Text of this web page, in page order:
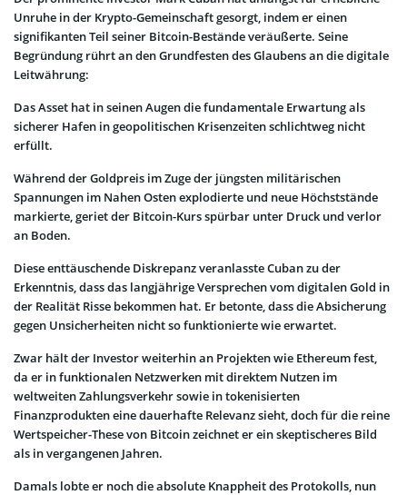
Unruhe in der Krypto-Gemeinschaft gesorgt, indem er einen
signifikanten Teil seiner Bitcoin-Bestände veräußerte. Seine
Begründung rührt an den Grundfesten des Glaubens an die digitale
Leitwährung:
Das Asset hat in seinen Augen die fundamentale Erwartung als
sicherer Hafen in geopolitischen Krisenzeiten schlichtweg nicht
erfüllt.
Während der Goldpreis im Zuge der jüngsten militärischen
Spannungen im Nahen Osten explodierte und neue Höchststände
markierte, geriet der Bitcoin-Kurs spürbar unter Druck und verlor
an Boden.
Diese enttäuschende Diskrepanz veranlasste Cuban zu der
Erkenntnis, dass das langjährige Versprechen vom digitalen Gold in
der Realität Risse bekommen hat. Er betonte, dass die Absicherung
gegen Unsicherheiten nicht so funktionierte wie erwartet.
Zwar hält der Investor weiterhin an Projekten wie Ethereum fest,
da er in funktionalen Netzwerken mit direktem Nutzen im
weltweiten Zahlungsverkehr sowie in tokenisierten
Finanzprodukten eine dauerhafte Relevanz sieht, doch für die reine
Wertspeicher-These von Bitcoin zeichnet er ein skeptischeres Bild
als in vergangenen Jahren.
Damals lobte er noch die absolute Knappheit des Protokolls, nun